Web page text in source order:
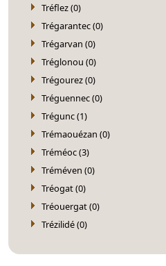
Tréflez (0)
Trégarantec (0)
Trégarvan (0)
Tréglonou (0)
Trégourez (0)
Tréguennec (0)
Trégunc (1)
Trémaouézan (0)
Tréméoc (3)
Tréméven (0)
Tréogat (0)
Tréouergat (0)
Trézilidé (0)